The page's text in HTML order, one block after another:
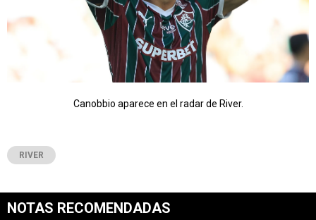
Canobbio aparece en el radar de River.
RIVER
NOTAS RECOMENDADAS